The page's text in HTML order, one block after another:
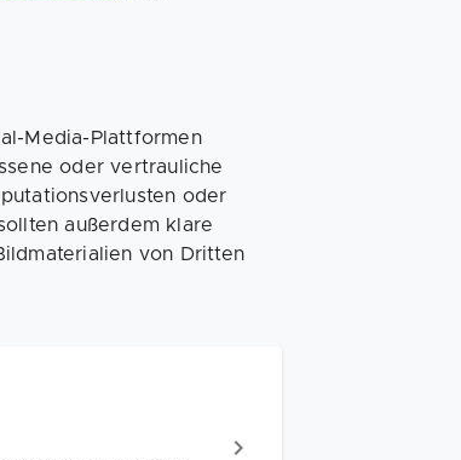
Media-Plattformen
oder vertrauliche
oder
außerdem klare
von Dritten